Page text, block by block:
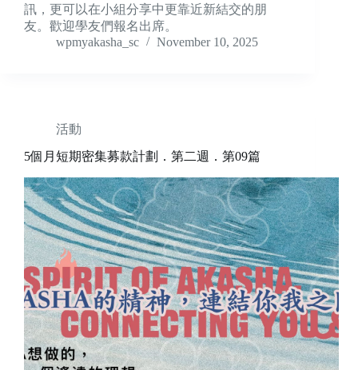
訊，更可以在小組分享中更靠近新結交的朋
友。歡迎學友們報名出席。
wpmyakasha_sc
November 10, 2025
活動
5個月短期密集募款計劃．第二週．第09篇